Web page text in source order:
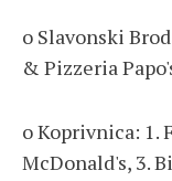
o Slavonski
& Pizzeria
o Koprivnica: 1.
McDonald's, 3.